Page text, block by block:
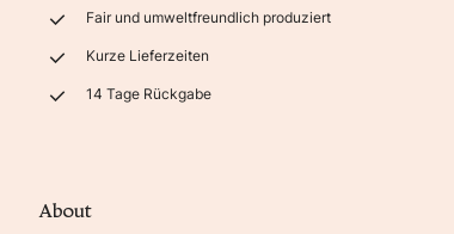
Fair und umweltfreundlich produziert
Kurze Lieferzeiten
14 Tage Rückgabe
About